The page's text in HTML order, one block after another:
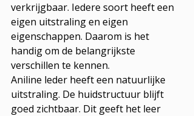
verkrijgbaar. Iedere soort heeft een
eigen uitstraling en eigen
eigenschappen. Daarom is het
handig om de belangrijkste
verschillen te kennen.
Aniline leder heeft een natuurlijke
uitstraling. De huidstructuur blijft
goed zichtbaar. Dit geeft het leer